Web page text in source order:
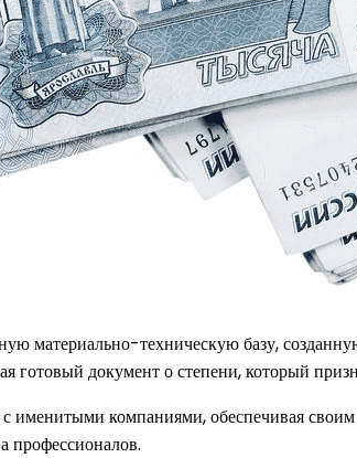
материально-техническую базу,
готовый документ о степени, который
именитыми компаниями, обеспечивая
профессионалов.